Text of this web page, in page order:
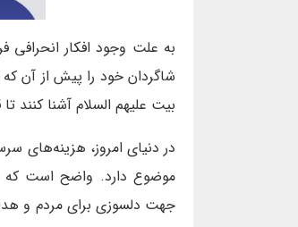
به علت وجود افکار انحرافی
شاگردان خود را پیش از آن که
بیت علیهم السلام آشنا کنند
در دنیای امروز، هزینه‌های
موضوع دارد. واضح است که
جهت دلسوزی برای مردم و